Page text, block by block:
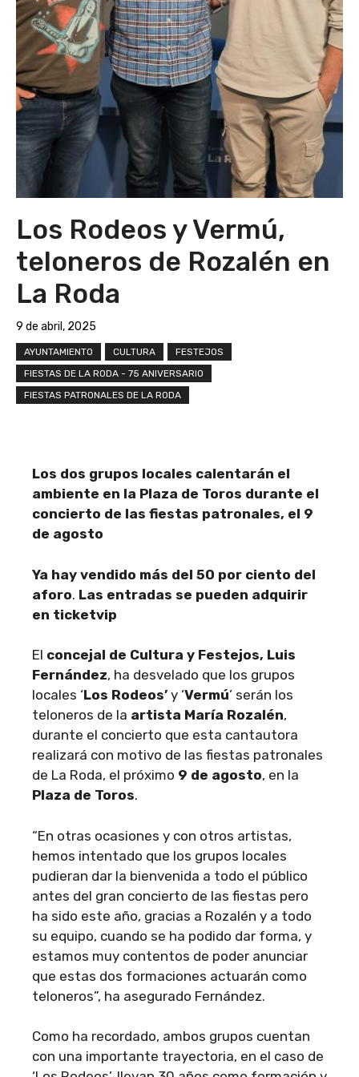
Los Rodeos y Vermú,
teloneros de Rozalén en
La Roda
9 de abril, 2025
AYUNTAMIENTO CULTURA
FESTEJOS
FIESTAS DE LA RODA - 75 ANIVERSARIO
FIESTAS PATRONALES DE LA RODA
Los dos grupos locales calentarán el
ambiente en la Plaza de Toros durante el
concierto de las fiestas patronales, el 9
de agosto
Ya hay vendido más del 50 por ciento del
aforo. Las entradas se pueden adquirir
en ticketvip
El concejal de Cultura y Festejos, Luis
Fernández, ha desvelado que los grupos
locales ‘Los Rodeos’ y ‘Vermú’ serán los
teloneros de la artista María Rozalén,
durante el concierto que esta cantautora
realizará con motivo de las fiestas patronales
de La Roda, el próximo 9 de agosto, en la
Plaza de Toros.
“En otras ocasiones y con otros artistas,
hemos intentado que los grupos locales
pudieran dar la bienvenida a todo el público
antes del gran concierto de las fiestas pero
ha sido este año, gracias a Rozalén y a todo
su equipo, cuando se ha podido dar forma, y
estamos muy contentos de poder anunciar
que estas dos formaciones actuarán como
teloneros”, ha asegurado Fernández.
Como ha recordado, ambos grupos cuentan
con una importante trayectoria, en el caso de